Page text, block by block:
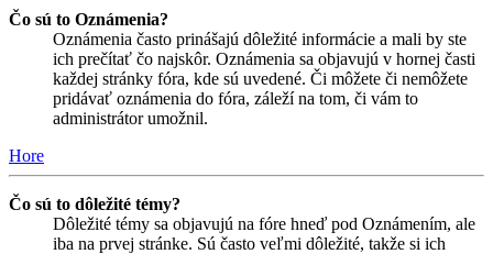
Čo sú to Oznámenia?
Oznámenia často prinášajú dôležité informácie a mali by ste
ich prečítať čo najskôr. Oznámenia sa objavujú v hornej časti
každej stránky fóra, kde sú uvedené. Či môžete či nemôžete
pridávať oznámenia do fóra, záleží na tom, či vám to
administrátor umožnil.
Hore
Čo sú to dôležité témy?
Dôležité témy sa objavujú na fóre hneď pod Oznámením, ale
iba na prvej stránke. Sú často veľmi dôležité, takže si ich